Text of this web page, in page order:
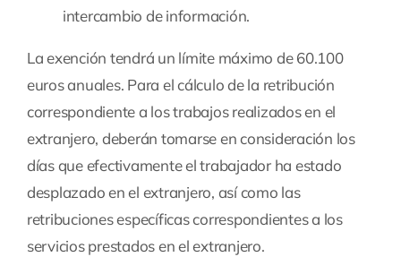
intercambio de información.
La exención tendrá un límite máximo de 60.100
euros anuales. Para el cálculo de la retribución
correspondiente a los trabajos realizados en el
extranjero, deberán tomarse en consideración los
días que efectivamente el trabajador ha estado
desplazado en el extranjero, así como las
retribuciones específicas correspondientes a los
servicios prestados en el extranjero.